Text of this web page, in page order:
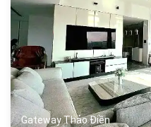
Gateway Thảo Điền